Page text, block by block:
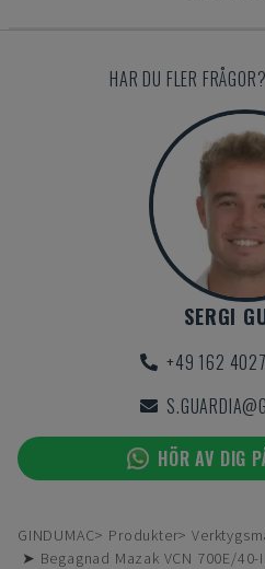
HAR DU FLER
SERGI
+49 162
HÖR AV DIG
GINDUMAC Produkter
➤ Begagnad Mazak VCN 700E/